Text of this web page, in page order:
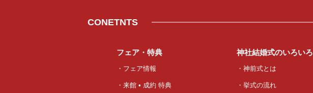
CONETNTS
フェア・特典
・フェア情報
・来館 • 成約 特典
神社結婚式のいろいろ
・神前式とは
・挙式の流れ